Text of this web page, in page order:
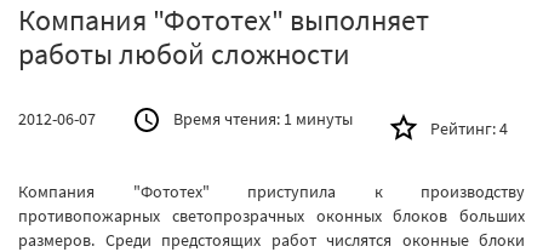
Компания "Фототех" выполняет
работы любой сложности
2012-06-07 Время чтения: 1 минуты Рейтинг:4
Компания "Фототех" приступила к производству
противопожарных светопрозрачных оконных блоков больших
размеров. Среди предстоящих работ числятся оконные блоки